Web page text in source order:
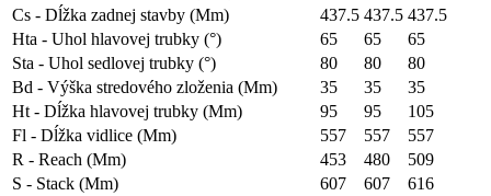
Cs - Dĺžka zadnej stavby (Mm)
437.5 437.5 437.5
Hta - Uhol hlavovej trubky (°)
65 65
65
Sta - Uhol sedlovej trubky (°)
80 80
80
Bd - Výška stredového zloženia (Mm)
35 35
35
Ht - Dĺžka hlavovej trubky (Mm)
95 95
105
Fl - Dĺžka vidlice (Mm)
557 557
557
R - Reach (Mm)
453 480
509
S - Stack (Mm)
607 607
616